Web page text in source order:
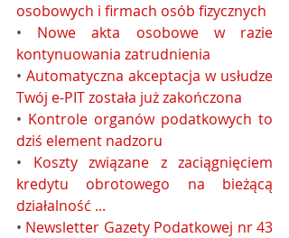
osobowych i firmach osób fizycznych
• Nowe akta osobowe w razie
kontynuowania zatrudnienia
• Automatyczna akceptacja w usłudze
Twój e-PIT została już zakończona
• Kontrole organów podatkowych to
dziś element nadzoru
• Koszty związane z zaciągnięciem
kredytu obrotowego na bieżącą
działalność ...
• Newsletter Gazety Podatkowej nr 43